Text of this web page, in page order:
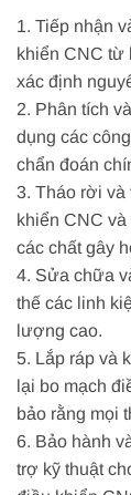
1. Tiếp nhận
khiển CNC từ
xác định
2. Phân tích
dụng các
chẩn đoán
3. Tháo rời và
khiển CNC
các chất gây
4. Sửa chữa
thế các linh
lượng cao.
5. Lắp ráp và
lại bo mạch
bảo rằng mọi
6. Bảo hành
trợ kỹ thuật